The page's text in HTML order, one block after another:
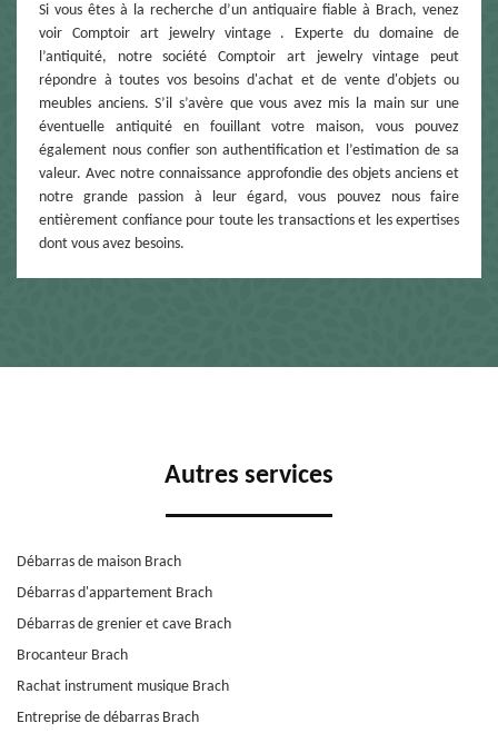
Si vous êtes à la recherche d’un antiquaire fiable à Brach, venez
voir Comptoir art jewelry vintage . Experte du domaine de
l’antiquité, notre société Comptoir art jewelry vintage peut
répondre à toutes vos besoins d'achat et de vente d'objets ou
meubles anciens. S’il s’avère que vous avez mis la main sur une
éventuelle antiquité en fouillant votre maison, vous pouvez
également nous confier son authentification et l’estimation de sa
valeur. Avec notre connaissance approfondie des objets anciens et
notre grande passion à leur égard, vous pouvez nous faire
entièrement confiance pour toute les transactions et les expertises
dont vous avez besoins.
Autres services
Débarras de maison Brach
Débarras d'appartement Brach
Débarras de grenier et cave Brach
Brocanteur Brach
Rachat instrument musique Brach
Entreprise de débarras Brach